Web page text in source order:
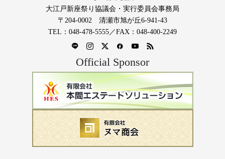
大江戸新座祭り協議会・実行委員会事務局
〒204-0002 清瀬市旭が丘6-941-43
TEL：048-478-5555／FAX：048-400-2249
Official Sponsor